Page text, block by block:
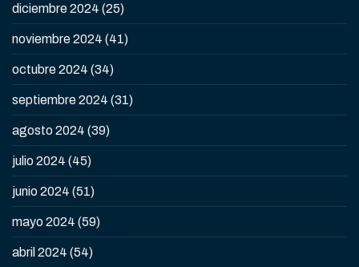
diciembre 2024 (25)
noviembre 2024 (41)
octubre 2024 (34)
septiembre 2024 (31)
agosto 2024 (39)
julio 2024 (45)
junio 2024 (51)
mayo 2024 (59)
abril 2024 (54)